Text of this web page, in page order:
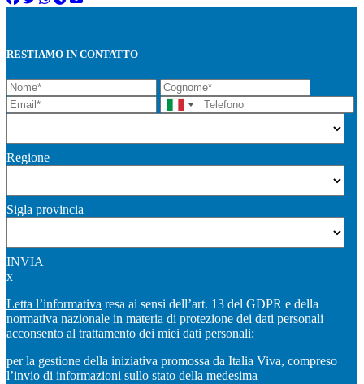
RESTIAMO IN CONTATTO
Regione
Sigla provincia
INVIA
x
Letta l’informativa resa ai sensi dell’art. 13 del GDPR e della
normativa nazionale in materia di protezione dei dati personali
acconsento al trattamento dei miei dati personali:
per la gestione della iniziativa promossa da Italia Viva, compreso
l’invio di informazioni sullo stato della medesima